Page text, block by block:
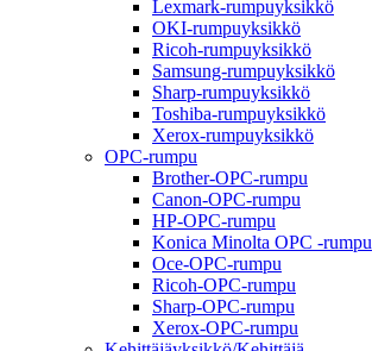
Lexmark-rumpuyksikkö
OKI-rumpuyksikkö
Ricoh-rumpuyksikkö
Samsung-rumpuyksikkö
Sharp-rumpuyksikkö
Toshiba-rumpuyksikkö
Xerox-rumpuyksikkö
OPC-rumpu
Brother-OPC-rumpu
Canon-OPC-rumpu
HP-OPC-rumpu
Konica Minolta OPC -rumpu
Oce-OPC-rumpu
Ricoh-OPC-rumpu
Sharp-OPC-rumpu
Xerox-OPC-rumpu